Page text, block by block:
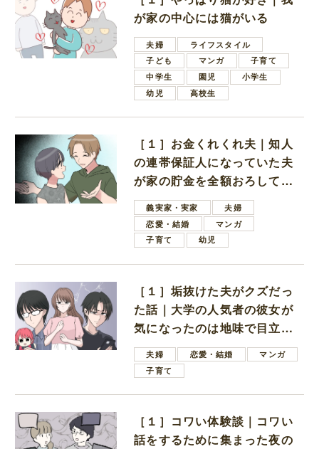
が家の中心には猫がいる
夫婦
ライフスタイル
子ども
マンガ
子育て
中学生
園児
小学生
幼児
高校生
［１］お金くれくれ夫｜知人
の連帯保証人になっていた夫
が家の貯金を全額おろしてほ
しいと言ってきた
義実家・実家
夫婦
恋愛・結婚
マンガ
子育て
幼児
［１］垢抜けた夫がクズだっ
た話｜大学の人気者の彼女が
気になったのは地味で目立た
ない男子学生
夫婦 恋愛・結婚
マンガ
子育て
［１］コワい体験談｜コワい
話をするために集まった夜の